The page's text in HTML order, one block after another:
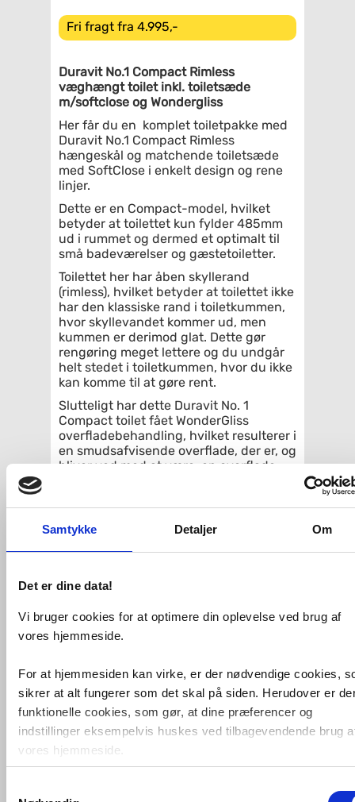
Samtykke Detaljer Om
Det er dine data!
Vi bruger cookies for at optimere din oplevelse ved brug af
vores hjemmeside.
For at hjemmesiden kan virke, er der nødvendige cookies,
sikrer at alt fungerer som det skal på siden. Herudover er
funktionelle cookies, som gør, at dine præferencer og
indstillinger eksempelvis huskes ved tilbagevendende brug
vores hjemmeside.
Foruden nødvendige og funktionelle cookies er der
Fri fragt fra 4.995,-
Duravit No.1 Compact Rimless
væghængt toilet inkl. toiletsæde
m/softclose og Wondergliss
Her får du en komplet toiletpakke med
Duravit No.1 Compact Rimless
hængeskål og matchende toiletsæde
med SoftClose i enkelt design og rene
linjer.
Dette er en Compact-model, hvilket
betyder at toilettet kun fylder 485mm
ud i rummet og dermed et optimalt til
små badeværelser og gæstetoiletter.
Toilettet her har åben skyllerand
(rimless), hvilket betyder at toilettet ikke
har den klassiske rand i toiletkummen,
hvor skyllevandet kommer ud, men
kummen er derimod glat. Dette gør
rengøring meget lettere og du undgår
helt stedet i toiletkummen, hvor du ikke
kan komme til at gøre rent.
Slutteligt har dette Duravit No. 1
Compact toilet fået WonderGliss
overfladebehandling, hvilket resulterer i
en smudsafvisende overflade, der er, og
bliver ved med at være, en overflade
Montage på eksisterende indbygget
toilet på en eksisterende
sikre, at boltafstanden (se måltegning)
monteret i forvejen.
Alle væghængte toiletter har en
boltafstand på 18 eller 23 cm, men
mål. Derfor skal man have den gamle
skål ned, for at se hvilken afstand som
der er brugt. Så har man den rigtige
forudsætning for at finde det rigtige
væghængte toilet.